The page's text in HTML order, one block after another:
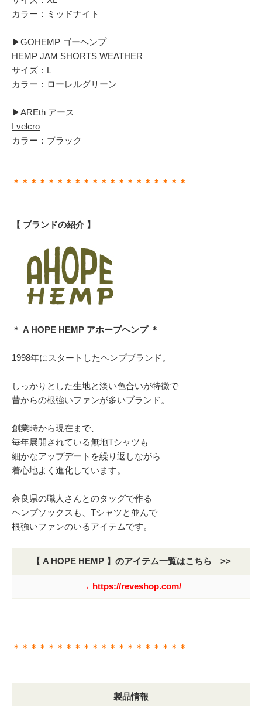
カラー：ミッドナイト
▶︎GOHEMP ゴーヘンプ
HEMP JAM SHORTS WEATHER
サイズ：L
カラー：ローレルグリーン
▶︎AREth アース
I velcro
カラー：ブラック
＊＊＊＊＊＊＊＊＊＊＊＊＊＊＊＊＊＊＊＊
【 ブランドの紹介 】
＊ A HOPE HEMP アホープヘンプ ＊
1998年にスタートしたヘンプブランド。
しっかりとした生地と淡い色合いが特徴で
昔からの根強いファンが多いブランド。
創業時から現在まで、
毎年展開されている無地Tシャツも
細かなアップデートを繰り返しながら
着心地よく進化しています。
奈良県の職人さんとのタッグで作る
ヘンプソックスも、Tシャツと並んで
根強いファンのいるアイテムです。
【 A HOPE HEMP 】のアイテム一覧はこちら >>
→ https://reveshop.com/
＊＊＊＊＊＊＊＊＊＊＊＊＊＊＊＊＊＊＊＊
製品情報